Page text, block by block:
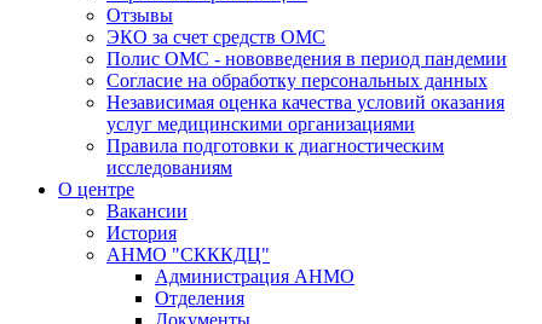
Отзывы
ЭКО за счет средств ОМС
Полис ОМС - нововведения в период пандемии
Согласие на обработку персональных данных
Независимая оценка качества условий оказания
услуг медицинскими организациями
Правила подготовки к диагностическим
исследованиям
О центре
Вакансии
История
АНМО "СКККДЦ"
Администрация АНМО
Отделения
Документы